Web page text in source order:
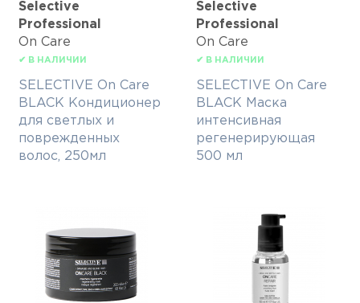
Selective
Professional
On Care
✔ В НАЛИЧИИ
SELECTIVE On Care
BLACK Кондиционер
для светлых и
поврежденных
волос, 250мл
Selective
Professional
On Care
✔ В НАЛИЧИИ
SELECTIVE On Care
BLACK Маска
интенсивная
регенерирующая
500 мл